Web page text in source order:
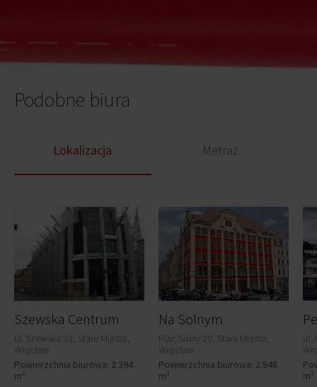
Podobne biura
Lokalizacja Metraż
Szewska Centrum
ul. Szewska 3a, Stare Miasto,
Wrocław
Powierzchnia biurowa: 2 394
m²
Na Solnym
Plac Solny 20, Stare Miasto,
Wrocław
Powierzchnia biurowa: 2 548
m²
ul.
m²